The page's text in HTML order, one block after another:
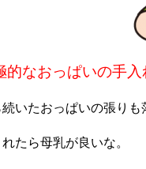
的なおっぱいの手
いたおっぱいの張りも
たら母乳が良いな。